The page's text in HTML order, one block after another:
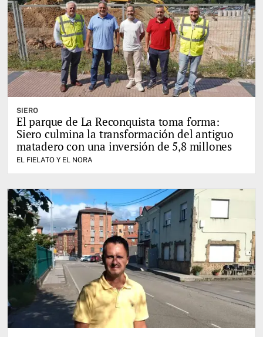
SIERO
El parque de La Reconquista toma forma:
Siero culmina la transformación del antiguo
matadero con una inversión de 5,8 millones
EL FIELATO Y EL NORA